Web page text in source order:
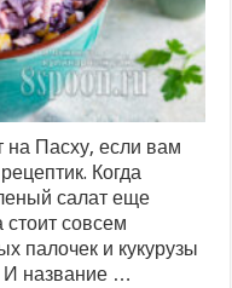
на Пасху, если вам
Когда
салат еще
стоит совсем
палочек и кукурузы
И название …